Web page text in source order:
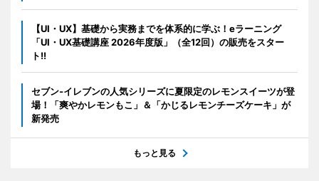
【UI・UX】基礎から実務までを体系的に学ぶ！eラーニング
「UI・UX基礎講座 2026年度版」（全12回）の販売をスター
ト!!
セブン‐イレブンの人気シリーズに夏限定のレモンスイーツが登
場！「爽やかレモンもこ」＆「かじるレモンチーズケーキ」が
新発売
もっと見る